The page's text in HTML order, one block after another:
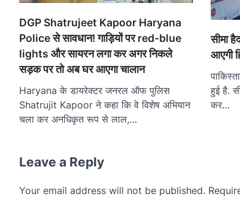
DGP Shatrujeet Kapoor Haryana
Police से सावधान! गाड़ियों पर red-blue
lights और सायरन लगा कर अगर निकले
सड़क पर तो अब घर आएगा चालान
Haryana के डायरेक्टर जनरल ऑफ पुलिस
Shatrujit Kapoor ने कहा कि वे विशेष अभियान
चला कर अनधिकृत रूप से लाल,…
सीमा
आएगी
हुई है.
कर…
Leave a Reply
Your email address will not be published.